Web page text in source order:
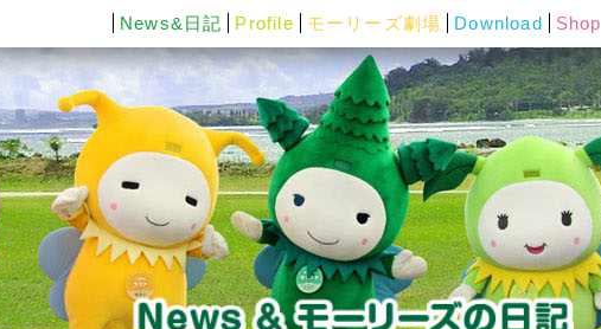
News&日記 Profile モーリーズ劇場 Download Shop